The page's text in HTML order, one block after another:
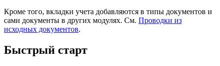
Кроме того, вкладки учета добавляются в типы документов и
сами документы в других модулях. См. Проводки из
исходных документов.
Быстрый старт